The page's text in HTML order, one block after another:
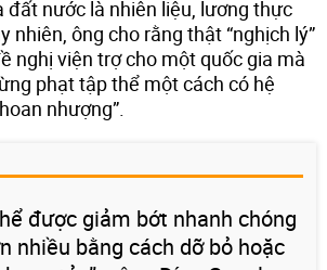
đất nước là nhiên liệu, lương thực
nhiên, ông cho rằng thật “nghịch lý”
nghị viện trợ cho một quốc gia mà
phạt tập thể một cách có hệ
nhượng”.
được giảm bớt nhanh chóng
nhiều bằng cách dỡ bỏ hoặc